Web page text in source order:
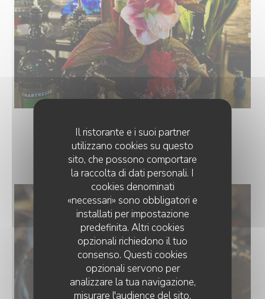
Il ristorante e i suoi partner
utilizzano cookies su questo
sito, che possono comportare
la raccolta di dati personali. I
cookies denominati
«necessari» sono obbligatori e
installati per impostazione
predefinita. Altri cookies
opzionali richiedono il tuo
consenso. Questi cookies
opzionali servono per
analizzare la tua navigazione,
misurare l'audience del sito,
NOS PLATS